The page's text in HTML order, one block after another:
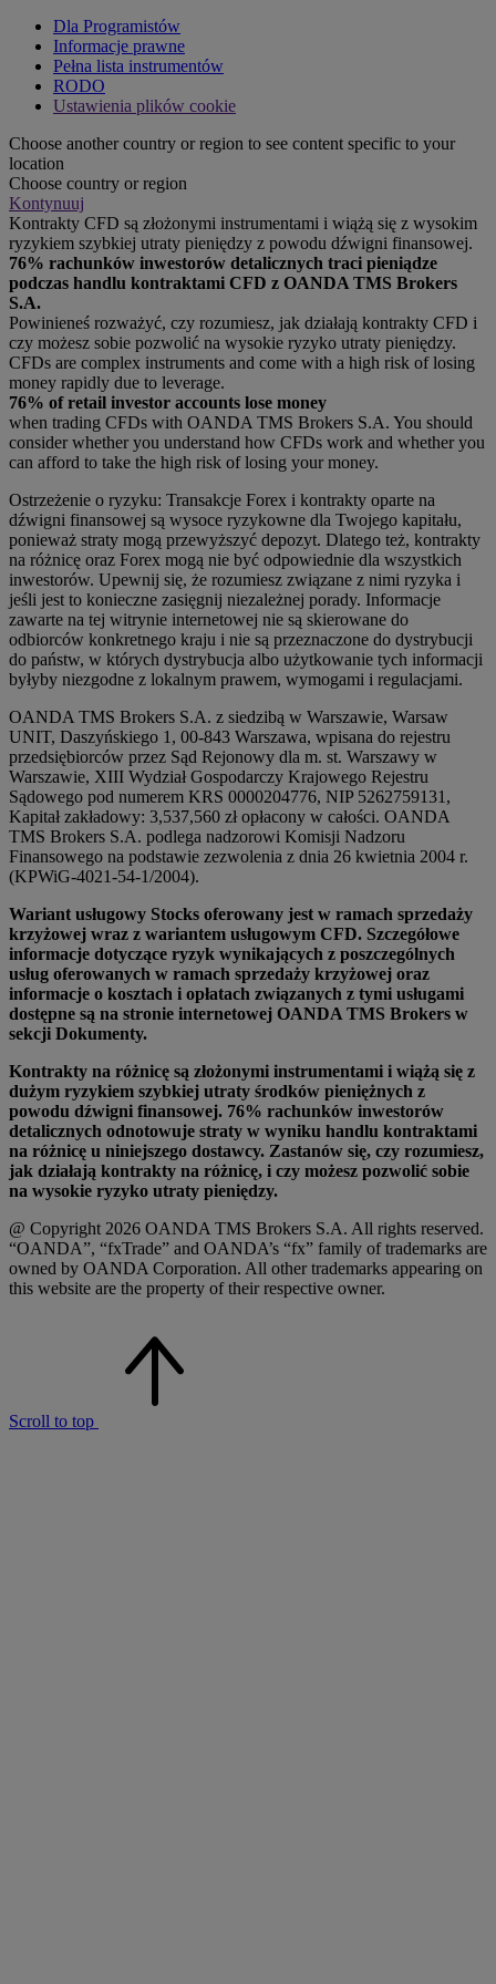
Dla Programistów
Informacje prawne
Pełna lista instrumentów
RODO
Ustawienia plików cookie
Choose another country or region to see content specific to your
location
Choose country or region
Kontynuuj
Kontrakty CFD są złożonymi instrumentami i wiążą się z wysokim
ryzykiem szybkiej utraty pieniędzy z powodu dźwigni finansowej.
76% rachunków inwestorów detalicznych traci pieniądze
podczas handlu kontraktami CFD z OANDA TMS Brokers
S.A.
Powinieneś rozważyć, czy rozumiesz, jak działają kontrakty CFD i
czy możesz sobie pozwolić na wysokie ryzyko utraty pieniędzy.
CFDs are complex instruments and come with a high risk of losing
money rapidly due to leverage.
76% of retail investor accounts lose money
when trading CFDs with OANDA TMS Brokers S.A. You should
consider whether you understand how CFDs work and whether you
can afford to take the high risk of losing your money.
Ostrzeżenie o ryzyku: Transakcje Forex i kontrakty oparte na
dźwigni finansowej są wysoce ryzykowne dla Twojego kapitału,
ponieważ straty mogą przewyższyć depozyt. Dlatego też, kontrakty
na różnicę oraz Forex mogą nie być odpowiednie dla wszystkich
inwestorów. Upewnij się, że rozumiesz związane z nimi ryzyka i
jeśli jest to konieczne zasięgnij niezależnej porady. Informacje
zawarte na tej witrynie internetowej nie są skierowane do
odbiorców konkretnego kraju i nie są przeznaczone do dystrybucji
do państw, w których dystrybucja albo użytkowanie tych informacji
byłyby niezgodne z lokalnym prawem, wymogami i regulacjami.
OANDA TMS Brokers S.A. z siedzibą w Warszawie, Warsaw
UNIT, Daszyńskiego 1, 00-843 Warszawa, wpisana do rejestru
przedsiębiorców przez Sąd Rejonowy dla m. st. Warszawy w
Warszawie, XIII Wydział Gospodarczy Krajowego Rejestru
Sądowego pod numerem KRS 0000204776, NIP 5262759131,
Kapitał zakładowy: 3,537,560 zł opłacony w całości. OANDA
TMS Brokers S.A. podlega nadzorowi Komisji Nadzoru
Finansowego na podstawie zezwolenia z dnia 26 kwietnia 2004 r.
(KPWiG-4021-54-1/2004).
Wariant usługowy Stocks oferowany jest w ramach sprzedaży
krzyżowej wraz z wariantem usługowym CFD. Szczegółowe
informacje dotyczące ryzyk wynikających z poszczególnych
usług oferowanych w ramach sprzedaży krzyżowej oraz
informacje o kosztach i opłatach związanych z tymi usługami
dostępne są na stronie internetowej OANDA TMS Brokers w
sekcji Dokumenty.
Kontrakty na różnicę są złożonymi instrumentami i wiążą się z
dużym ryzykiem szybkiej utraty środków pieniężnych z
powodu dźwigni finansowej. 76% rachunków inwestorów
detalicznych odnotowuje straty w wyniku handlu kontraktami
na różnicę u niniejszego dostawcy. Zastanów się, czy rozumiesz,
jak działają kontrakty na różnicę, i czy możesz pozwolić sobie
na wysokie ryzyko utraty pieniędzy.
@ Copyright 2026 OANDA TMS Brokers S.A. All rights reserved.
“OANDA”, “fxTrade” and OANDA’s “fx” family of trademarks are
owned by OANDA Corporation. All other trademarks appearing on
this website are the property of their respective owner.
Scroll to top